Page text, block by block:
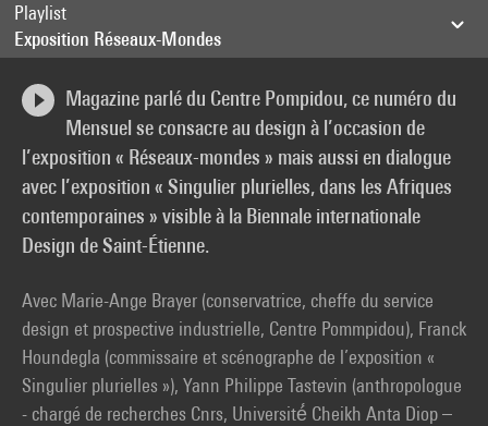
Playlist
Exposition Réseaux-Mondes
Magazine parlé du Centre Pompidou, ce numéro du
Mensuel se consacre au design à l’occasion de
l’exposition « Réseaux-mondes » mais aussi en dialogue
avec l’exposition « Singulier plurielles, dans les Afriques
contemporaines » visible à la Biennale internationale
Design de Saint-Étienne.
Avec Marie-Ange Brayer (conservatrice, cheffe du service
design et prospective industrielle, Centre Pommpidou), Franck
Houndegla (commissaire et scénographe de l’exposition «
Singulier plurielles »), Yann Philippe Tastevin (anthropologue
- chargé de recherches Cnrs, Université́ Cheikh Anta Diop –